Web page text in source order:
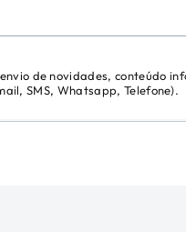
de novidades, conteúdo
SMS, Whatsapp, Telefone).